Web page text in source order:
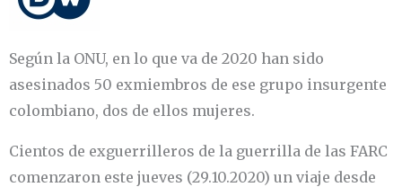
Según la ONU, en lo que va de 2020 han sido
asesinados 50 exmiembros de ese grupo insurgente
colombiano, dos de ellos mujeres.
Cientos de exguerrilleros de la guerrilla de las FARC
comenzaron este jueves (29.10.2020) un viaje desde